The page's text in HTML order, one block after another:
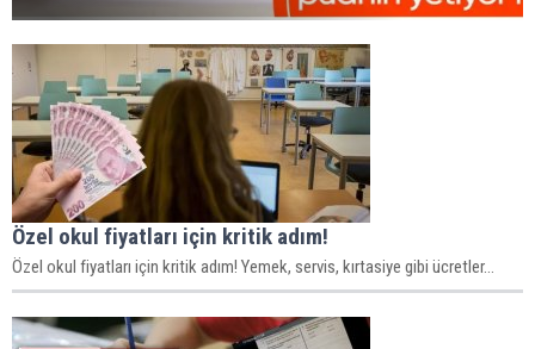
Özel okul fiyatları için kritik adım!
Özel okul fiyatları için kritik adım! Yemek, servis, kırtasiye gibi ücretler...